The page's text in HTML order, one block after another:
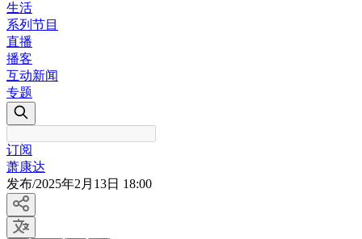
生活
系列节目
直播
播客
互动新闻
专题
订阅
萧康达
发布/2025年2月13日 18:00